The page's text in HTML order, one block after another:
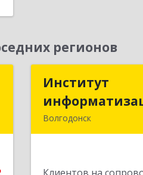
регионов
Институт
Волгодонск